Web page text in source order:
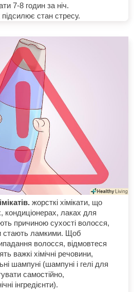
7-8 годин за ніч.
стан стресу.
жорсткі хімікати, що
кондиціонерах, лаках для
причиною сухості волосся,
стають ламкими. Щоб
волосся, відмовтеся
важкі хімічні речовини,
шампуні (шампуні і гелі для
самостійно,
інгредієнти).